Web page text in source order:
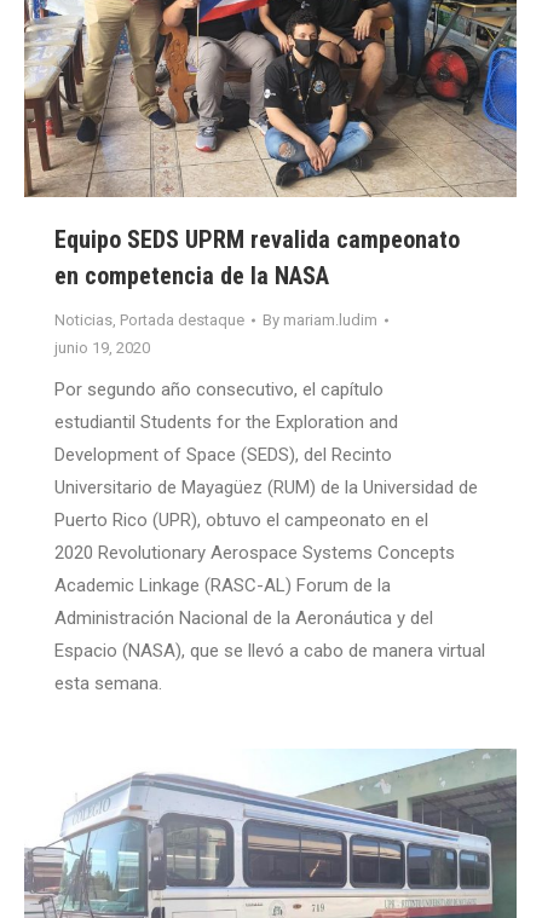
Equipo SEDS UPRM revalida campeonato
en competencia de la NASA
Noticias, Portada destaque By mariam.ludim
junio 19, 2020
Por segundo año consecutivo, el capítulo
estudiantil Students for the Exploration and
Development of Space (SEDS), del Recinto
Universitario de Mayagüez (RUM) de la Universidad de
Puerto Rico (UPR), obtuvo el campeonato en el
2020 Revolutionary Aerospace Systems Concepts
Academic Linkage (RASC-AL) Forum de la
Administración Nacional de la Aeronáutica y del
Espacio (NASA), que se llevó a cabo de manera virtual
esta semana.